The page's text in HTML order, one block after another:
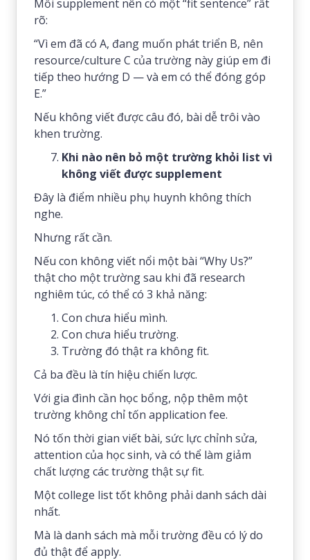
Mỗi supplement nên có một “fit sentence” rất
rõ:
“Vì em đã có A, đang muốn phát triển B, nên
resource/culture C của trường này giúp em đi
tiếp theo hướng D — và em có thể đóng góp
E.”
Nếu không viết được câu đó, bài dễ trôi vào
khen trường.
Khi nào nên bỏ một trường khỏi list vì
không viết được supplement
Đây là điểm nhiều phụ huynh không thích
nghe.
Nhưng rất cần.
Nếu con không viết nổi một bài “Why Us?”
thật cho một trường sau khi đã research
nghiêm túc, có thể có 3 khả năng:
Con chưa hiểu mình.
Con chưa hiểu trường.
Trường đó thật ra không fit.
Cả ba đều là tín hiệu chiến lược.
Với gia đình cần học bổng, nộp thêm một
trường không chỉ tốn application fee.
Nó tốn thời gian viết bài, sức lực chỉnh sửa,
attention của học sinh, và có thể làm giảm
chất lượng các trường thật sự fit.
Một college list tốt không phải danh sách dài
nhất.
Mà là danh sách mà mỗi trường đều có lý do
đủ thật để apply.